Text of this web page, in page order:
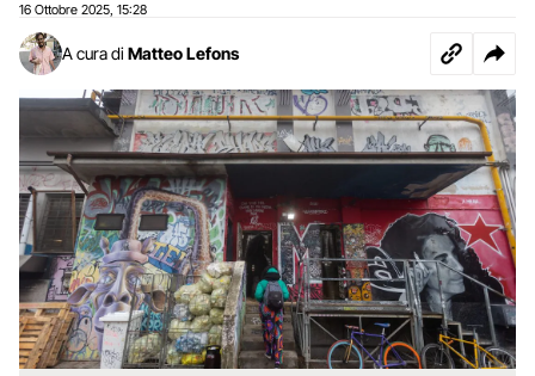
16 Ottobre 2025 15:28
A cura di Matteo Lefons